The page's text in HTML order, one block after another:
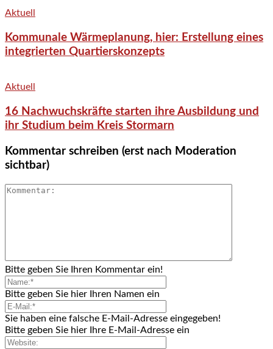
Aktuell
Kommunale Wärmeplanung, hier: Erstellung eines
integrierten Quartierskonzepts
Aktuell
16 Nachwuchskräfte starten ihre Ausbildung und
ihr Studium beim Kreis Stormarn
Kommentar schreiben (erst nach Moderation
sichtbar)
Bitte geben Sie Ihren Kommentar ein!
Bitte geben Sie hier Ihren Namen ein
Sie haben eine falsche E-Mail-Adresse eingegeben!
Bitte geben Sie hier Ihre E-Mail-Adresse ein